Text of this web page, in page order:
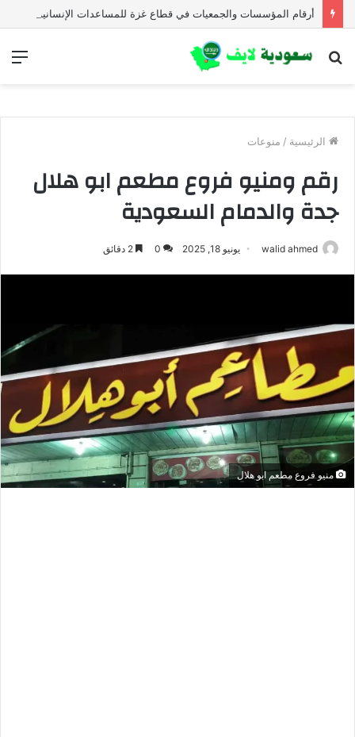
بحث
الرئيسية / منوعات
رقم ومنيو فروع مطعم ابو هلال
جدة والدمام السعودية
walid ahmed يونيو 18, 2025 0
منيو فروع مطعم ابو هلال